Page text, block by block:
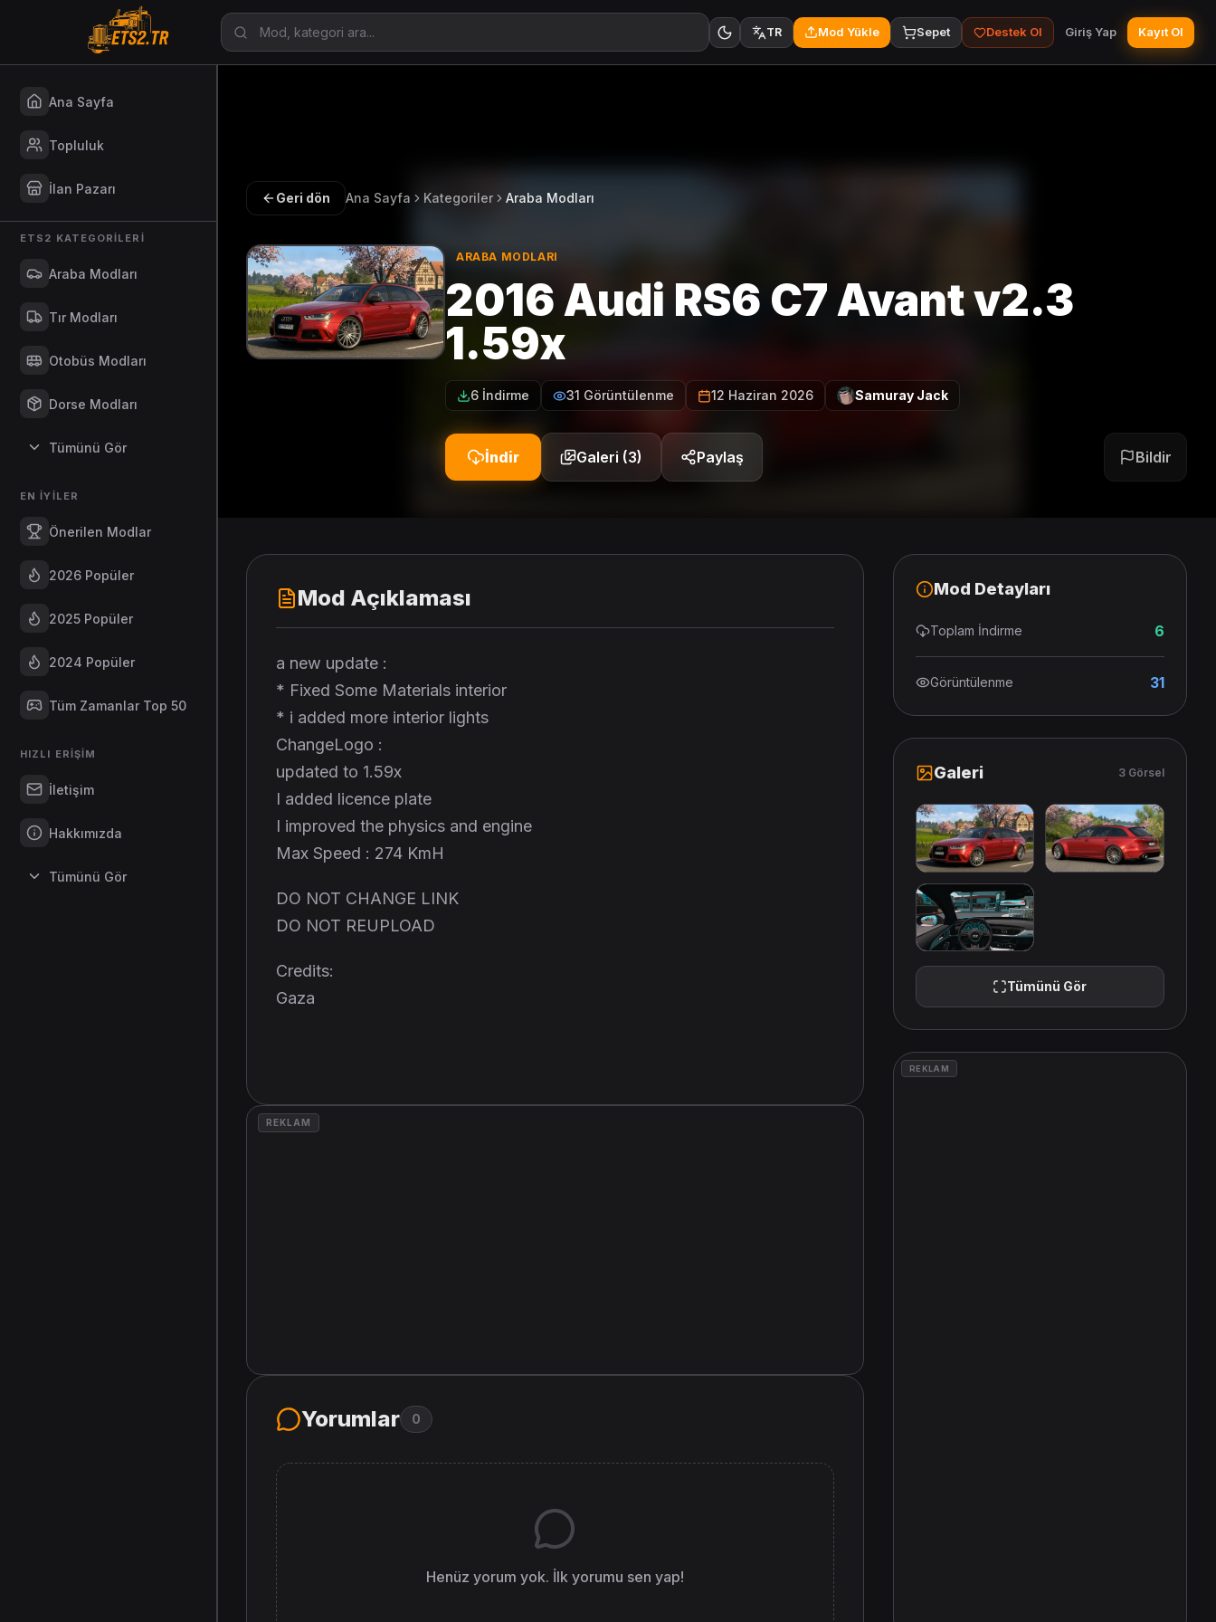
TR Mod Yükle Sepet Destek Ol Giriş Yap Kayıt Ol
Ana Sayfa
Topluluk
İlan Pazarı
ETS2 KATEGORILERI
Araba Modları
Tır Modları
Otobüs Modları
Dorse Modları
Tümünü Gör
EN İYILER
Önerilen Modlar
2026 Popüler
2025 Popüler
2024 Popüler
Tüm Zamanlar Top 50
HIZLI ERIŞIM
İletişim
Hakkımızda
Tümünü Gör
Geri dön Ana Sayfa Kategoriler Araba Modları
ARABA MODLARI
2016 Audi RS6 C7 Avant v2.3
1.59x
6 İndirme 31 Görüntülenme 12 Haziran 2026 Samuray Jack
İndir Galeri (3) Paylaş Bildir
Mod Açıklaması
a new update :
* Fixed Some Materials interior
* i added more interior lights
ChangeLogo :
updated to 1.59x
I added licence plate
I improved the physics and engine
Max Speed : 274 KmH
DO NOT CHANGE LINK
DO NOT REUPLOAD
Credits:
Gaza
REKLAM
Yorumlar 0
Henüz yorum yok. İlk yorumu sen yap!
Mod Detayları
Toplam İndirme 6
Görüntülenme 31
Galeri 3 Görsel
Tümünü Gör
REKLAM